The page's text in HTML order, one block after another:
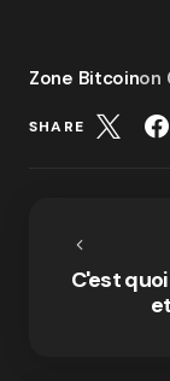
Zone Bitcoinon
SHARE
C'est